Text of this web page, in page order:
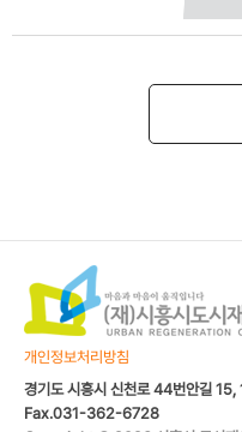
개인정보처리방침
경기도 시흥시 신천로 44번안길
Fax.031-362-6728